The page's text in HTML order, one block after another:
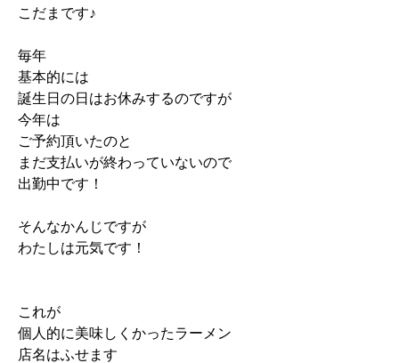
こだまです♪
毎年
基本的には
誕生日の日はお休みするのですが
今年は
ご予約頂いたのと
まだ支払いが終わっていないので
出勤中です！
そんなかんじですが
わたしは元気です！
これが
個人的に美味しくかったラーメン
店名はふせます